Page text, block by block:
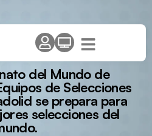
del Mundo de
de Selecciones
se prepara para
selecciones del